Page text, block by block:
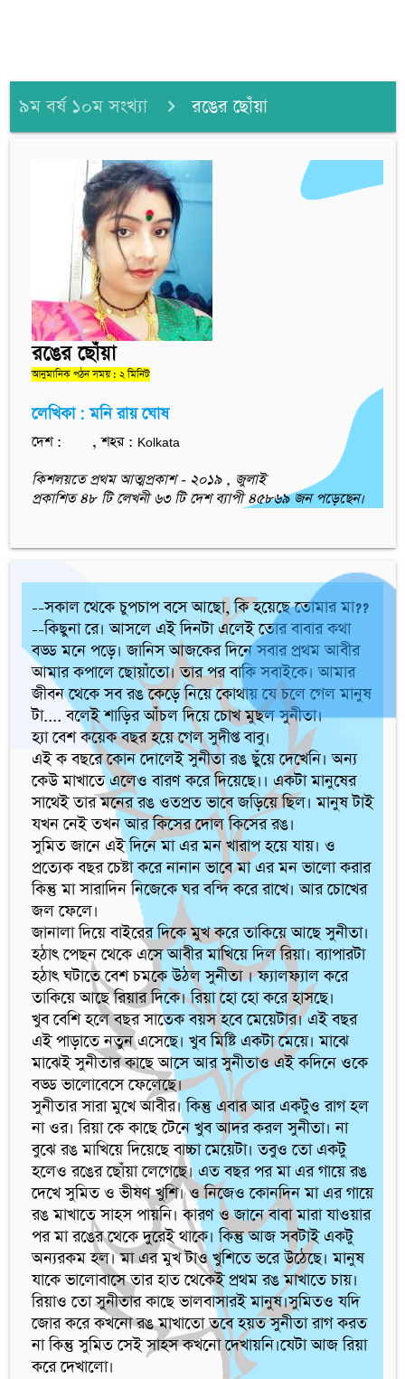
৯ম বর্ষ ১০ম সংখ্যা রঙের ছোঁয়া
রঙের ছোঁয়া
আনুমানিক পঠন সময় : ২ মিনিট
লেখিকা : মনি রায় ঘোষ
দেশ :
, শহর : Kolkata
কিশলয়তে প্রথম আত্মপ্রকাশ - ২০১৯ , জুলাই
প্রকাশিত ৪৮ টি লেখনী ৬৩ টি দেশ ব্যাপী ৪৫৮৬৯ জন পড়েছেন।
--সকাল থেকে চুপচাপ বসে আছো, কি হয়েছে তোমার মা??
--কিছুনা রে। আসলে এই দিনটা এলেই তোর বাবার কথা
বড্ড মনে পড়ে। জানিস আজকের দিনে সবার প্রথম আবীর
আমার কপালে ছোয়াঁতো। তার পর বাকি সবাইকে। আমার
জীবন থেকে সব রঙ কেড়ে নিয়ে কোথায় যে চলে গেল মানুষ
টা.... বলেই শাড়ির আঁচল দিয়ে চোখ মুছল সুনীতা।
হ্যা বেশ কয়েক বছর হয়ে গেল সুদীপ্ত বাবু।
এই ক বছরে কোন দোলেই সুনীতা রঙ ছুঁয়ে দেখেনি। অন্য
কেউ মাখাতে এলেও বারণ করে দিয়েছে।। একটা মানুষের
সাথেই তার মনের রঙ ওতপ্রত ভাবে জড়িয়ে ছিল। মানুষ টাই
যখন নেই তখন আর কিসের দোল কিসের রঙ।
সুমিত জানে এই দিনে মা এর মন খারাপ হয়ে যায়। ও
প্রত্যেক বছর চেষ্টা করে নানান ভাবে মা এর মন ভালো করার
কিন্তু মা সারাদিন নিজেকে ঘর বন্দি করে রাখে। আর চোখের
জল ফেলে।
জানালা দিয়ে বাইরের দিকে মুখ করে তাকিয়ে আছে সুনীতা।
হঠাৎ পেছন থেকে এসে আবীর মাখিয়ে দিল রিয়া। ব্যাপারটা
হঠাৎ ঘটাতে বেশ চমকে উঠল সুনীতা । ফ্যালফ্যাল করে
তাকিয়ে আছে রিয়ার দিকে। রিয়া হো হো করে হাসছে।
খুব বেশি হলে বছর সাতেক বয়স হবে মেয়েটার। এই বছর
এই পাড়াতে নতুন এসেছে। খুব মিষ্টি একটা মেয়ে। মাঝে
মাঝেই সুনীতার কাছে আসে আর সুনীতাও এই কদিনে ওকে
বড্ড ভালোবেসে ফেলেছে।
সুনীতার সারা মুখে আবীর। কিন্তু এবার আর একটুও রাগ হল
না ওর। রিয়া কে কাছে টেনে খুব আদর করল সুনীতা। না
বুঝে রঙ মাখিয়ে দিয়েছে বাচ্চা মেয়েটা। তবুও তো একটু
হলেও রঙের ছোঁয়া লেগেছে। এত বছর পর মা এর গায়ে রঙ
দেখে সুমিত ও ভীষণ খুশি। ও নিজেও কোনদিন মা এর গায়ে
রঙ মাখাতে সাহস পায়নি। কারণ ও জানে বাবা মারা যাওয়ার
পর মা রঙের থেকে দুরেই থাকে। কিন্তু আজ সবটাই একটু
অন্যরকম হল। মা এর মুখ টাও খুশিতে ভরে উঠেছে। মানুষ
যাকে ভালোবাসে তার হাত থেকেই প্রথম রঙ মাখাতে চায়।
রিয়াও তো সুনীতার কাছে ভালবাসারই মানুষ।সুমিতও যদি
জোর করে কখনো রঙ মাখাতো তবে হয়ত সুনীতা রাগ করত
না কিন্তু সুমিত সেই সাহস কখনো দেখায়নি।যেটা আজ রিয়া
করে দেখালো।